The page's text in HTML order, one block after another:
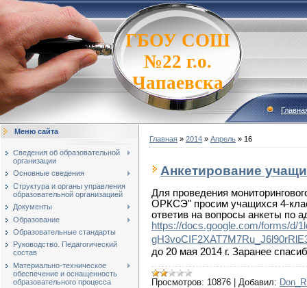
ГБОУ СОШ
№22 г.о.
Чапаевска
Меню сайта
Сведения об образовательной
организации
Основные сведения
Структура и органы управления
образовательной организацией
Документы
Образование
Образовательные стандарты
Руководство. Педагогический
состав
Материально-техническое
обеспечение и оснащенность
образовательного процесса
Главная » 2014 » Апрель » 16
Анкетирование
Для проведения
ОРКСЭ" просим учащихся 4-
ответив на вопросы анкеты по
https://docs.google.com/forms/d/
до 20 мая 2014 г. Заранее
Просмотров: 10876 | Добавил: